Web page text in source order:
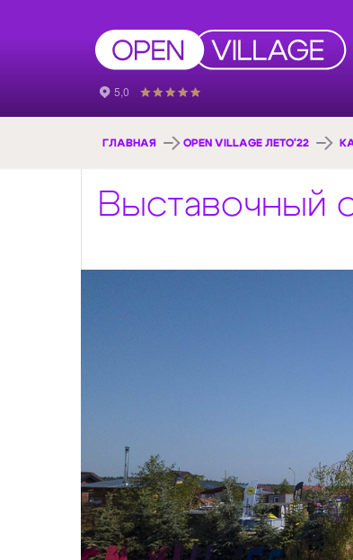
ГЛАВНАЯ OPEN VILLAGE ЛЕТО'22
Выставочный